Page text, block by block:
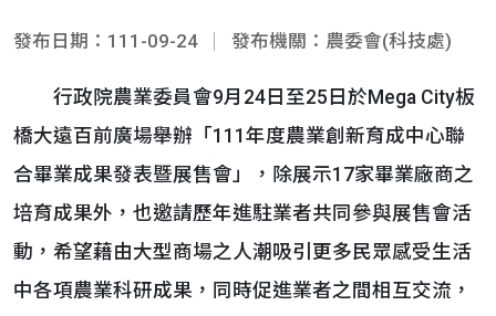
發布日期：111-09-24 發布機關：農委會(科技處)
行政院農業委員會9月24日至25日於Mega City板
橋大遠百前廣場舉辦「111年度農業創新育成中心聯
合畢業成果發表暨展售會」，除展示17家畢業廠商之
培育成果外，也邀請歷年進駐業者共同參與展售會活
動，希望藉由大型商場之人潮吸引更多民眾感受生活
中各項農業科研成果，同時促進業者之間相互交流，